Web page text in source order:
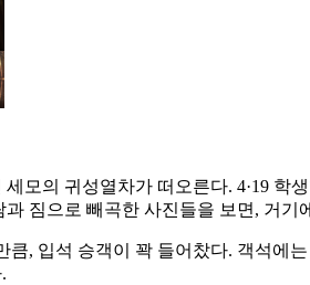
모의 귀성열차가 떠오른다. 4·19 학
짐으로 빼곡한 사진들을 보면, 거기
, 입석 승객이 꽉 들어찼다. 객석에